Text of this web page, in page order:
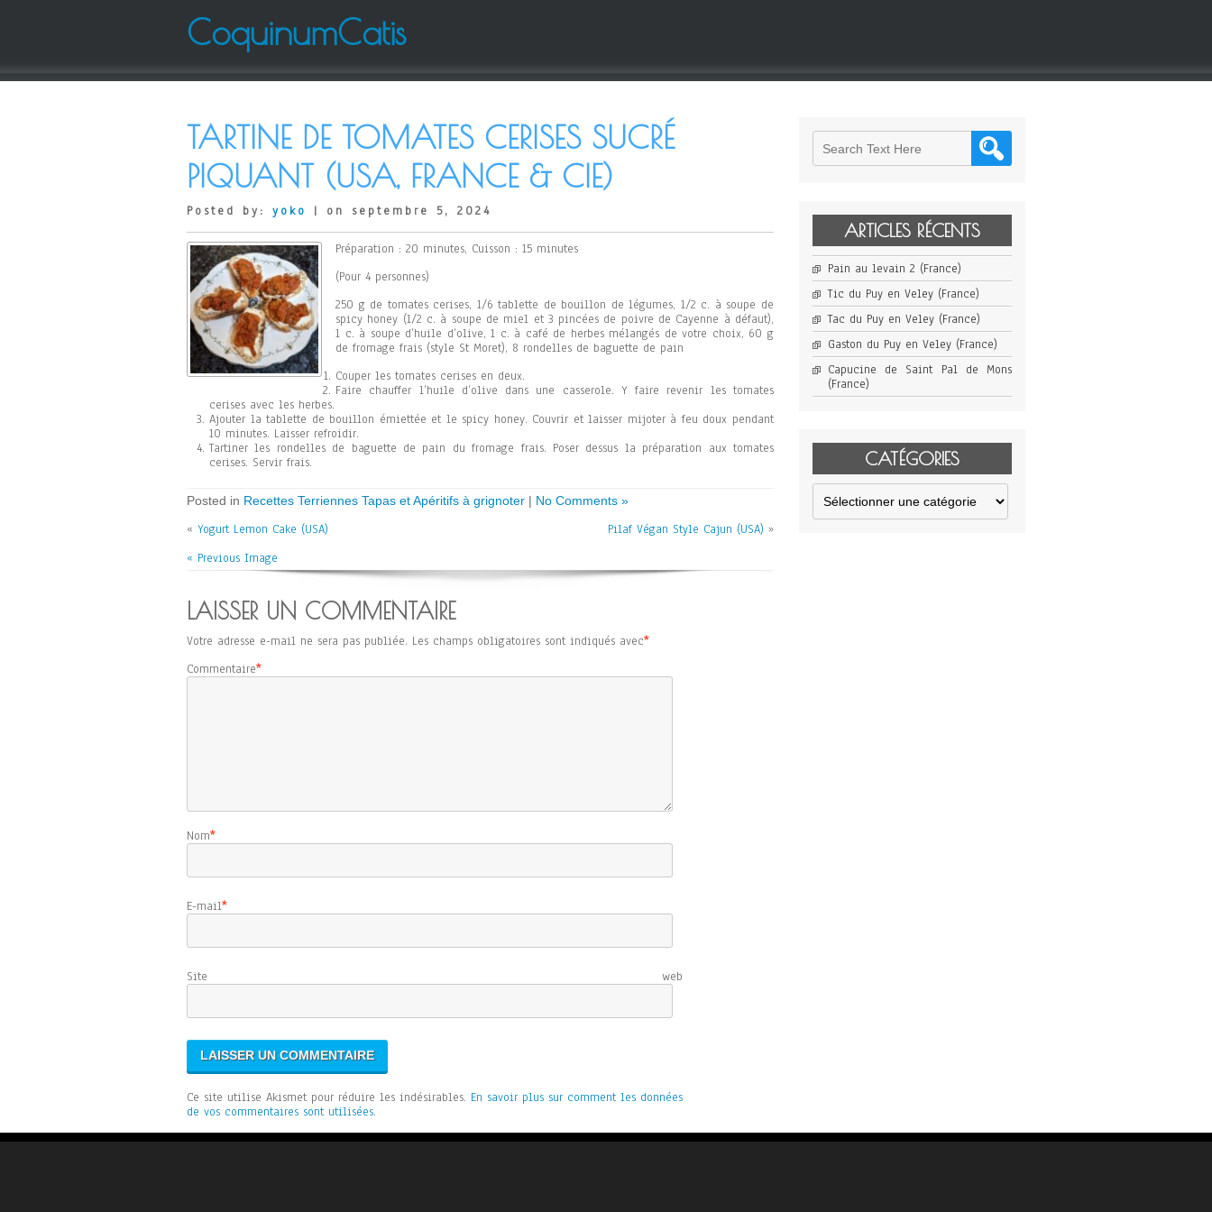
CoquinumCatis
TARTINE DE TOMATES CERISES SUCRÉ
PIQUANT (USA, FRANCE & CIE)
Posted by: yoko | on septembre 5, 2024
Préparation : 20 minutes, Cuisson : 15 minutes
(Pour 4 personnes)
250 g de tomates cerises, 1/6 tablette de bouillon de légumes, 1/2 c. à soupe de
spicy honey (1/2 c. à soupe de miel et 3 pincées de poivre de Cayenne à défaut),
1 c. à soupe d’huile d’olive, 1 c. à café de herbes mélangés de votre choix, 60 g
de fromage frais (style St Moret), 8 rondelles de baguette de pain
Couper les tomates cerises en deux.
Faire chauffer l’huile d’olive dans une casserole. Y faire revenir les tomates
cerises avec les herbes.
Ajouter la tablette de bouillon émiettée et le spicy honey. Couvrir et laisser mijoter à feu doux pendant
10 minutes. Laisser refroidir.
Tartiner les rondelles de baguette de pain du fromage frais. Poser dessus la préparation aux tomates
cerises. Servir frais.
Posted in Recettes Terriennes Tapas et Apéritifs à grignoter | No Comments »
« Yogurt Lemon Cake (USA) Pilaf Végan Style Cajun (USA) »
« Previous Image
LAISSER UN COMMENTAIRE
Votre adresse e-mail ne sera pas publiée. Les champs obligatoires sont indiqués avec*
Commentaire*
Nom*
E-mail*
Site web
Ce site utilise Akismet pour réduire les indésirables. En savoir plus sur comment les données
de vos commentaires sont utilisées.
ARTICLES RÉCENTS
Pain au levain 2 (France)
Tic du Puy en Veley (France)
Tac du Puy en Veley (France)
Gaston du Puy en Veley (France)
Capucine de Saint Pal de Mons
(France)
CATÉGORIES
Catégories